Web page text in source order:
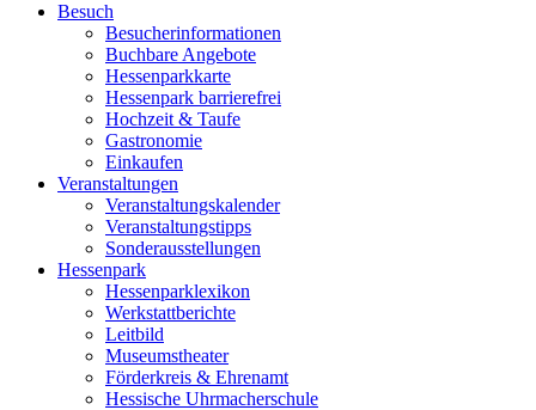
Besuch
Besucherinformationen
Buchbare Angebote
Hessenparkkarte
Hessenpark barrierefrei
Hochzeit & Taufe
Gastronomie
Einkaufen
Veranstaltungen
Veranstaltungskalender
Veranstaltungstipps
Sonderausstellungen
Hessenpark
Hessenparklexikon
Werkstattberichte
Leitbild
Museumstheater
Förderkreis & Ehrenamt
Hessische Uhrmacherschule